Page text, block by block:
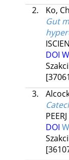
2.
Ko,
Gut
DOI
3.
PEERJ
DOI